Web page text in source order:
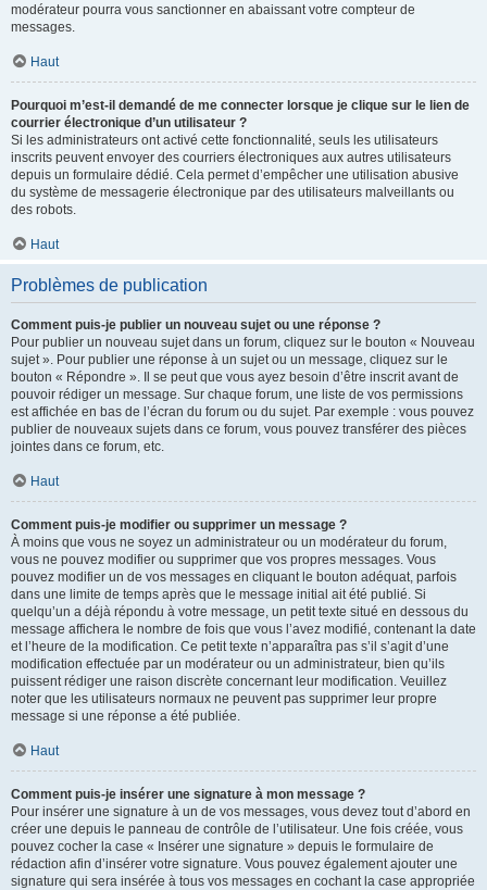
modérateur pourra vous sanctionner en abaissant votre compteur de
messages.
Haut
Pourquoi m’est-il demandé de me connecter lorsque je clique sur le lien de
courrier électronique d’un utilisateur ?
Si les administrateurs ont activé cette fonctionnalité, seuls les utilisateurs
inscrits peuvent envoyer des courriers électroniques aux autres utilisateurs
depuis un formulaire dédié. Cela permet d’empêcher une utilisation abusive
du système de messagerie électronique par des utilisateurs malveillants ou
des robots.
Haut
Problèmes de publication
Comment puis-je publier un nouveau sujet ou une réponse ?
Pour publier un nouveau sujet dans un forum, cliquez sur le bouton « Nouveau
sujet ». Pour publier une réponse à un sujet ou un message, cliquez sur le
bouton « Répondre ». Il se peut que vous ayez besoin d’être inscrit avant de
pouvoir rédiger un message. Sur chaque forum, une liste de vos permissions
est affichée en bas de l’écran du forum ou du sujet. Par exemple : vous pouvez
publier de nouveaux sujets dans ce forum, vous pouvez transférer des pièces
jointes dans ce forum, etc.
Haut
Comment puis-je modifier ou supprimer un message ?
À moins que vous ne soyez un administrateur ou un modérateur du forum,
vous ne pouvez modifier ou supprimer que vos propres messages. Vous
pouvez modifier un de vos messages en cliquant le bouton adéquat, parfois
dans une limite de temps après que le message initial ait été publié. Si
quelqu’un a déjà répondu à votre message, un petit texte situé en dessous du
message affichera le nombre de fois que vous l’avez modifié, contenant la date
et l’heure de la modification. Ce petit texte n’apparaîtra pas s’il s’agit d’une
modification effectuée par un modérateur ou un administrateur, bien qu’ils
puissent rédiger une raison discrète concernant leur modification. Veuillez
noter que les utilisateurs normaux ne peuvent pas supprimer leur propre
message si une réponse a été publiée.
Haut
Comment puis-je insérer une signature à mon message ?
Pour insérer une signature à un de vos messages, vous devez tout d’abord en
créer une depuis le panneau de contrôle de l’utilisateur. Une fois créée, vous
pouvez cocher la case « Insérer une signature » depuis le formulaire de
rédaction afin d’insérer votre signature. Vous pouvez également ajouter une
signature qui sera insérée à tous vos messages en cochant la case appropriée